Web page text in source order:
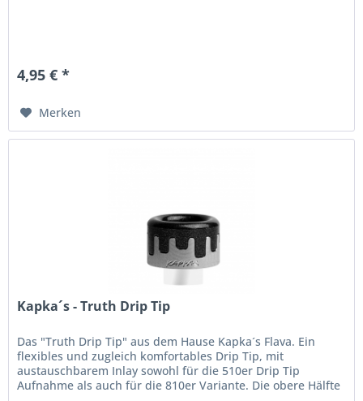
4,95 € *
Merken
Kapka´s - Truth Drip Tip
Das "Truth Drip Tip" aus dem Hause Kapka´s Flava. Ein
flexibles und zugleich komfortables Drip Tip, mit
austauschbarem Inlay sowohl für die 510er Drip Tip
Aufnahme als auch für die 810er Variante. Die obere Hälfte